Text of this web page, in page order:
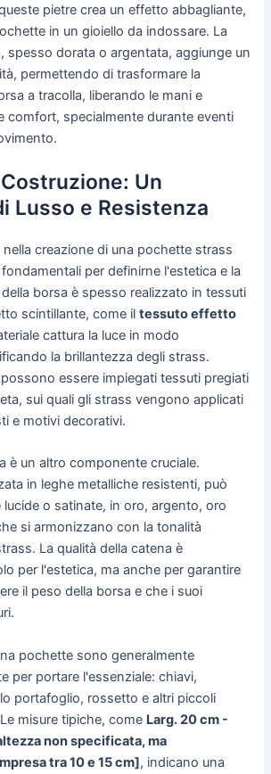
pietre crea un effetto abbagliante,
in un gioiello da indossare. La
spesso dorata o argentata, aggiunge un
permettendo di trasformare la
a tracolla, liberando le mani e
comfort, specialmente durante eventi
Un
Lusso e Resistenza
nella creazione di una pochette strass
per definirne l'estetica e la
borsa è spesso realizzato in tessuti
scintillante, come iltessuto effetto
cattura la luce in modo
la brillantezza degli strass.
essere impiegati tessuti pregiati
sui quali gli strass vengono applicati
e motivi decorativi.
è un altro componente cruciale.
in leghe metalliche resistenti, può
lucide o satinate, in oro, argento, oro
si armonizzano con la tonalità
La qualità della catena è
per l'estetica, ma anche per garantire
il peso della borsa e che i suoi
pochette sono generalmente
per portare l'essenziale: chiavi,
portafoglio, rossetto e altri piccoli
misure tipiche, come Larg. 20 cm -
non specificata, ma
tra 10 e 15 cm], indicano una